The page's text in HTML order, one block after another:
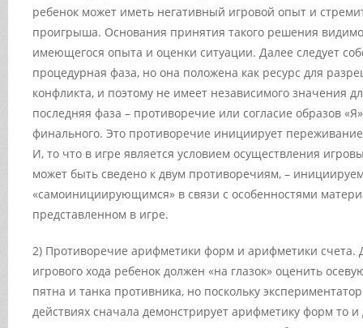
ребенок может иметь негативный игровой опыт и
проигрыша. Основания принятия такого решения
имеющегося опыта и оценки ситуации. Далее следует
процедурная фаза, но она положена как ресурс для
конфликта, и поэтому не имеет независимого значения
последняя фаза – противоречие или согласие образов
финального. Это противоречие инициирует
И, то что в игре является условием осуществления
может быть сведено к двум противоречиям, –
«самоинициирующимся» в связи с особенностями
представленном в игре.
2) Противоречие арифметики форм и арифметики счета.
игрового хода ребенок должен «на глазок» оценить
пятна и танка противника, но поскольку
действиях сначала демонстрирует арифметику форм то